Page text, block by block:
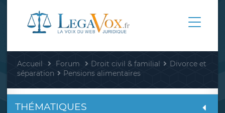
Accueil Forum Droit civil & familial
Divorce et
séparation
Pensions alimentaires
THÉMATIQUES